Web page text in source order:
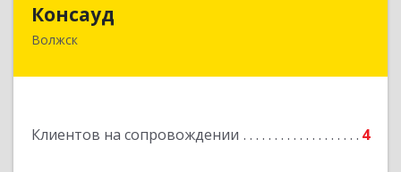
Консауд
Волжск
Клиентов на сопровождении 4
425005, Марий Эл респ, Волжск г, Пролетарская